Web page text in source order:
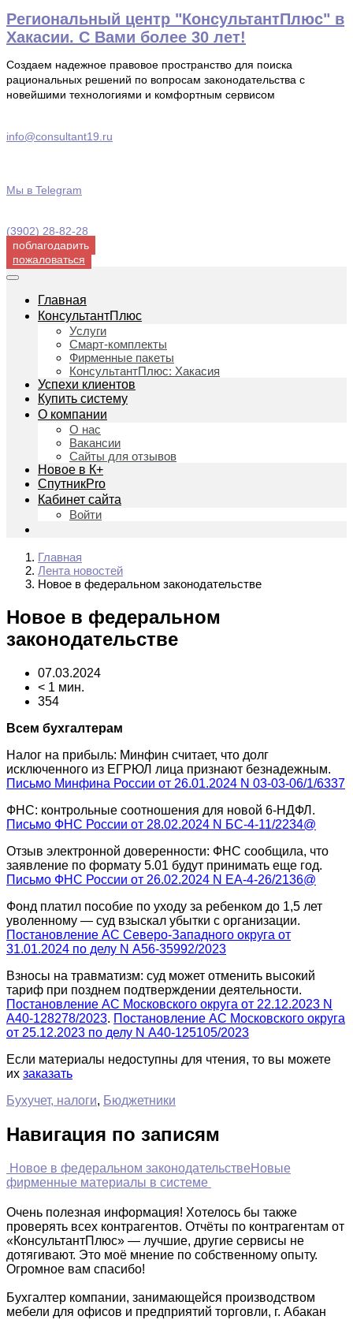
Перейти
к
содержимому
Региональный центр "КонсультантПлюс" в
Хакасии. С Вами более 30 лет!
Создаем надежное правовое пространство для поиска
рациональных решений по вопросам законодательства с
новейшими технологиями и комфортным сервисом
info@consultant19.ru
Мы в Telegram
(3902) 28-82-28
поблагодарить
пожаловаться
Главная
КонсультантПлюс
Услуги
Смарт-комплекты
Фирменные пакеты
КонсультантПлюс: Хакасия
Успехи клиентов
Купить систему
О компании
О нас
Вакансии
Сайты для отзывов
Новое в К+
СпутникPro
Кабинет сайта
Войти
Главная
Лента новостей
Новое в федеральном законодательстве
Новое в федеральном
законодательстве
07.03.2024
< 1 мин.
354
Всем бухгалтерам
Налог на прибыль: Минфин считает, что долг
исключенного из ЕГРЮЛ лица признают безнадежным.
Письмо Минфина России от 26.01.2024 N 03-03-06/1/6337
ФНС: контрольные соотношения для новой 6-НДФЛ.
Письмо ФНС России от 28.02.2024 N БС-4-11/2234@
Отзыв электронной доверенности: ФНС сообщила, что
заявление по формату 5.01 будут принимать еще год.
Письмо ФНС России от 26.02.2024 N ЕА-4-26/2136@
Фонд платил пособие по уходу за ребенком до 1,5 лет
уволенному — суд взыскал убытки с организации.
Постановление АС Северо-Западного округа от
31.01.2024 по делу N А56-35992/2023
Взносы на травматизм: суд может отменить высокий
тариф при позднем подтверждении деятельности.
Постановление АС Московского округа от 22.12.2023 N
А40-128278/2023. Постановление АС Московского округа
от 25.12.2023 по делу N А40-125105/2023
Если материалы недоступны для чтения, то вы можете
их заказать
Бухучет, налоги, Бюджетники
Навигация по записям
Новое в федеральном законодательствеНовые
фирменные материалы в системе
Очень полезная информация! Хотелось бы также
проверять всех контрагентов. Отчёты по контрагентам от
«КонсультантПлюс» — лучшие, другие сервисы не
дотягивают. Это моё мнение по собственному опыту.
Огромное вам спасибо!
Бухгалтер компании, занимающейся производством
мебели для офисов и предприятий торговли, г. Абакан